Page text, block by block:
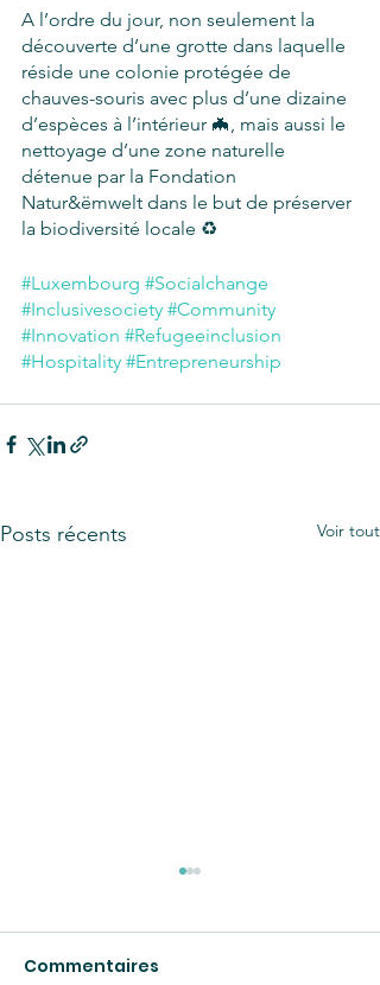
A l’ordre du jour, non seulement la
découverte d’une grotte dans laquelle
réside une colonie protégée de
chauves-souris avec plus d’une dizaine
d’espèces à l’intérieur 🦇, mais aussi le
nettoyage d’une zone naturelle
détenue par la Fondation
Natur&ëmwelt dans le but de préserver
la biodiversité locale ♻️
#Luxembourg #Socialchange
#Inclusivesociety #Community
#Innovation #Refugeeinclusion
#Hospitality #Entrepreneurship
Posts récents Voir tout
Commentaires